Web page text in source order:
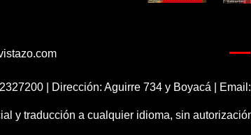
| Dirección: Aguirre 734 y Boyacá | Email:
y traducción a cualquier idioma, sin